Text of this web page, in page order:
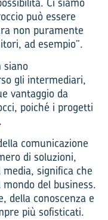
può essere
non puramente
ad esempio”.
siano
gli intermediari,
vantaggio da
poiché i progetti
comunicazione
di soluzioni,
significa che
del business.
della conoscenza e
più sofisticati.